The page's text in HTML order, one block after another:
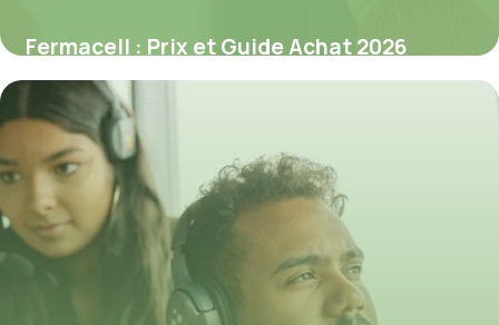
Fermacell : Prix et Guide Achat 2026
8 juillet 2026